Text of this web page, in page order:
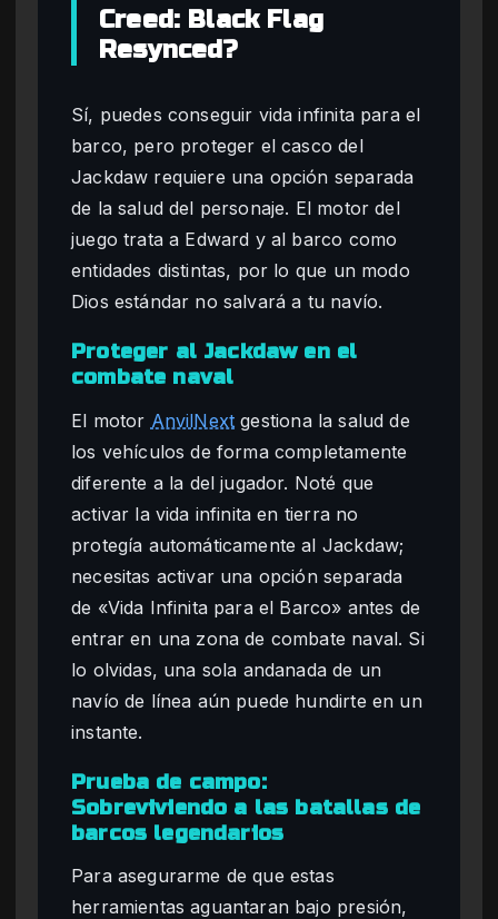
Creed: Black Flag
Resynced?
Sí, puedes conseguir vida infinita para el
barco, pero proteger el casco del
Jackdaw requiere una opción separada
de la salud del personaje. El motor del
juego trata a Edward y al barco como
entidades distintas, por lo que un modo
Dios estándar no salvará a tu navío.
Proteger al Jackdaw en el
combate naval
El motor AnvilNext gestiona la salud de
los vehículos de forma completamente
diferente a la del jugador. Noté que
activar la vida infinita en tierra no
protegía automáticamente al Jackdaw;
necesitas activar una opción separada
de «Vida Infinita para el Barco» antes de
entrar en una zona de combate naval. Si
lo olvidas, una sola andanada de un
navío de línea aún puede hundirte en un
instante.
Prueba de campo:
Sobreviviendo a las batallas de
barcos legendarios
Para asegurarme de que estas
herramientas aguantaran bajo presión,